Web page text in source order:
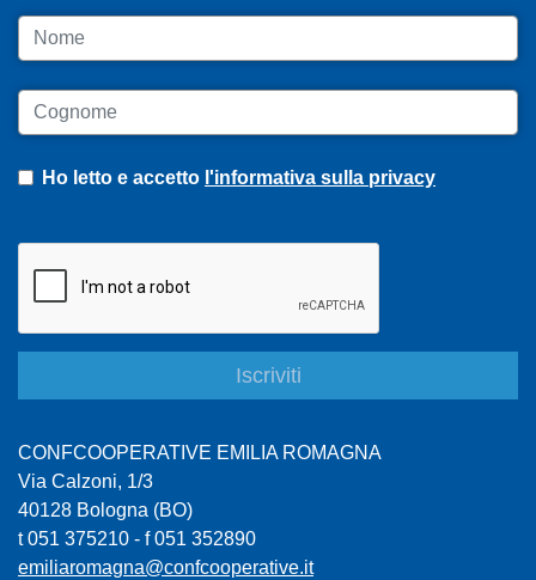
Nome
Cognome
Ho letto e accetto l'informativa sulla privacy
CONFCOOPERATIVE EMILIA ROMAGNA
Via Calzoni, 1/3
40128 Bologna (BO)
t 051 375210 - f 051 352890
emiliaromagna@confcooperative.it